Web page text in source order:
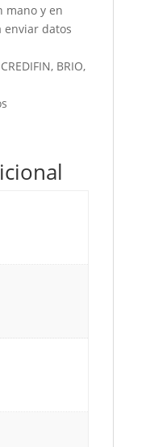
mano y en
enviar datos
BRIO,